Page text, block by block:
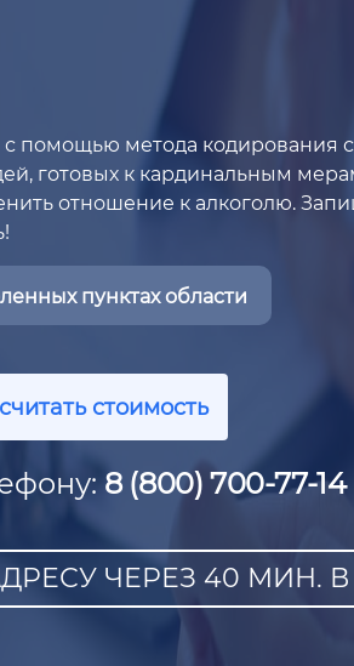
с помощью метода кодирования с
готовых к кардинальным
отношение к алкоголю.
пунктах области
стоимость
8 (800) 700-77-14
ЧЕРЕЗ 40 МИН.